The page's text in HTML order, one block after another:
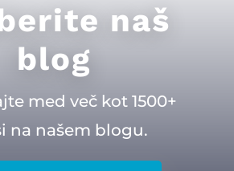
naš
blog
med več kot 1500+
na našem blogu.